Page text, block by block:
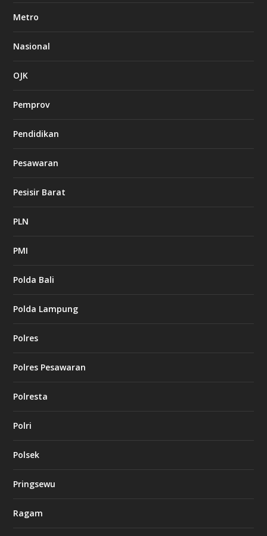
Metro
Nasional
OJK
Pemprov
Pendidikan
Pesawaran
Pesisir Barat
PLN
PMI
Polda Bali
Polda Lampung
Polres
Polres Pesawaran
Polresta
Polri
Polsek
Pringsewu
Ragam